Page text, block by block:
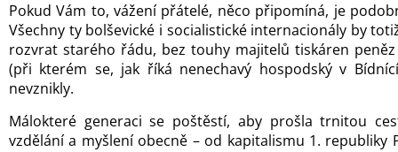
Pokud Vám to, vážení přátelé, něco připomíná, je
Všechny ty bolševické i socialistické internacionály by
rozvrat starého řádu, bez touhy majitelů tiskáren
(při kterém se, jak říká nenechavý hospodský v
nevznikly.
Málokteré generaci se poštěstí, aby prošla trnitou
vzdělání a myšlení obecně – od kapitalismu 1. republiky